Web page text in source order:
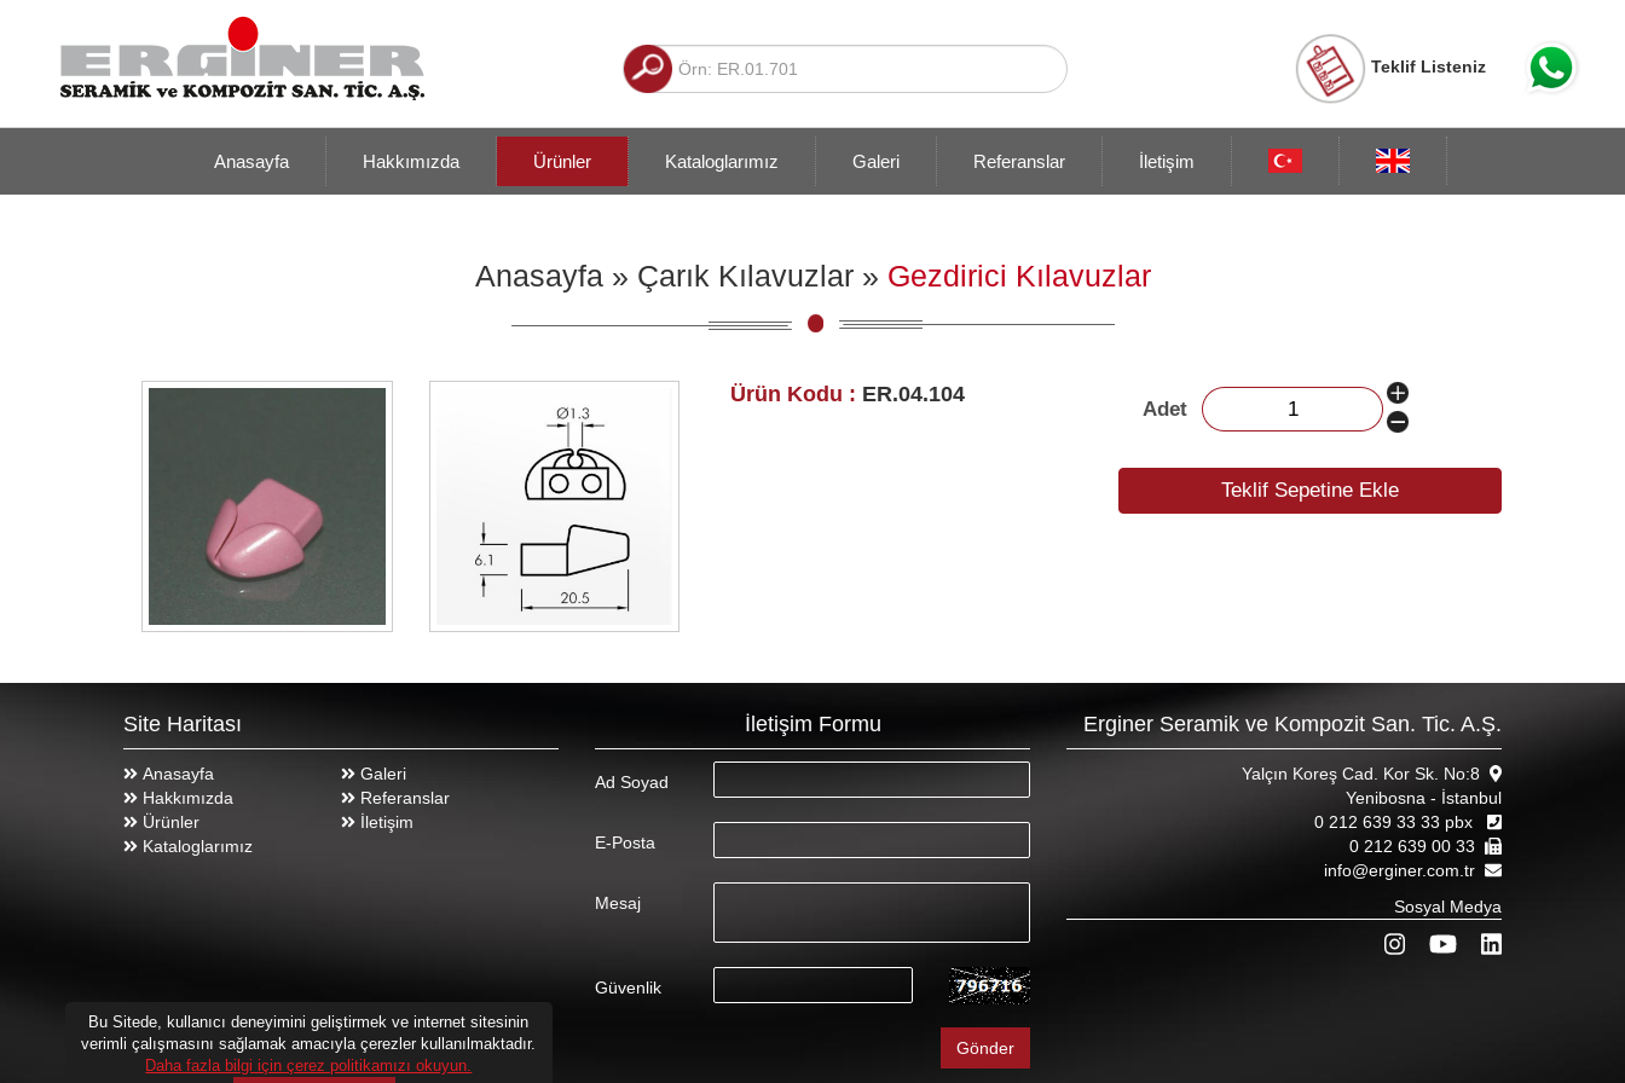
Teklif Listeniz
Anasayfa Hakkımızda Ürünler Kataloglarımız Galeri Referanslar İletişim
Anasayfa» Çarık Kılavuzlar» Gezdirici Kılavuzlar
Ürün Kodu : ER.04.104
Adet
Teklif Sepetine Ekle
Site Haritası
Anasayfa
Hakkımızda
Ürünler
Kataloglarımız
Galeri
Referanslar
İletişim
İletişim Formu
Ad Soyad
E-Posta
Mesaj
Güvenlik
Erginer Seramik ve Kompozit San. Tic. A.Ş.
Yalçın Koreş Cad. Kor Sk. No:8
Yenibosna - İstanbul
0 212 639 33 33 pbx
0 212 639 00 33
info@erginer.com.tr
Sosyal Medya
Bu Sitede, kullanıcı deneyimini geliştirmek ve internet sitesinin
verimli çalışmasını sağlamak amacıyla çerezler kullanılmaktadır.
Daha fazla bilgi için çerez politikamızı okuyun.